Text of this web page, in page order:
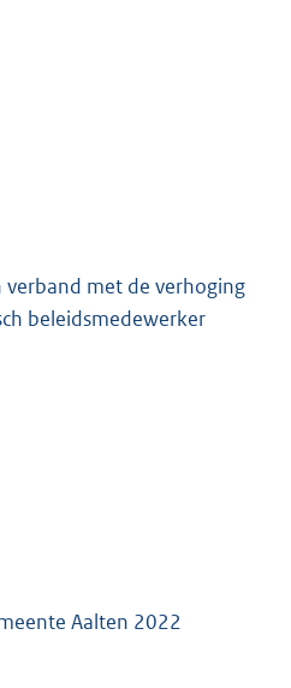
verband met de verhoging
beleidsmedewerker
Aalten 2022